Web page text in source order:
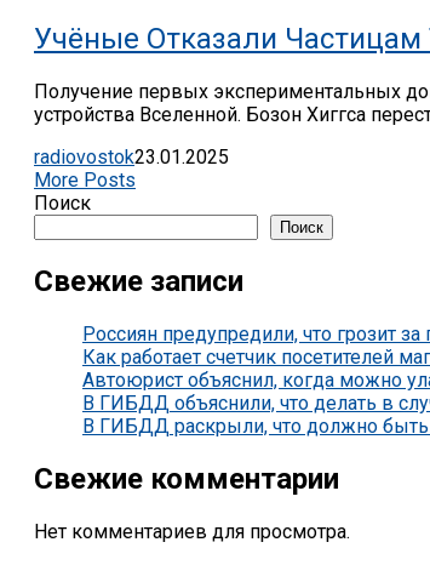
Учёные Отказали
Получение первых экспериментальных
устройства Вселенной. Бозон Хиггса
radiovostok23.01.2025
More Posts
Поиск
Поиск
Свежие записи
Россиян предупредили, что грозит
Как работает счетчик посетителей
Автоюрист объяснил, когда можно
В ГИБДД объяснили, что делать в
В ГИБДД раскрыли, что должно
Свежие комментарии
Нет комментариев для просмотра.